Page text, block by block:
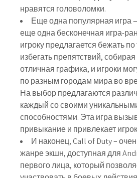
нравятся головоломки.
Еще одна популярная игра
еще одна бесконечная игра-
игроку предлагается бежать
избегать препятствий,
отличная графика, и игроки
по разным городам мира во
На выбор предлагаются
каждый со своими
способностями. Эта игра
привыкание и привлекает
И наконец, Call of Duty –
жанре экшн, доступная для
первого лица, который